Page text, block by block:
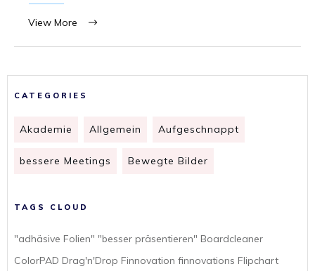
View More
CATEGORIES
Akademie Allgemein Aufgeschnappt
bessere Meetings Bewegte Bilder
TAGS CLOUD
"adhäsive Folien" "besser präsentieren" Boardcleaner
ColorPAD Drag'n'Drop Finnovation finnovations Flipchart